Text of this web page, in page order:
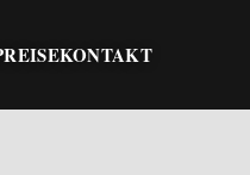
KONTAKT